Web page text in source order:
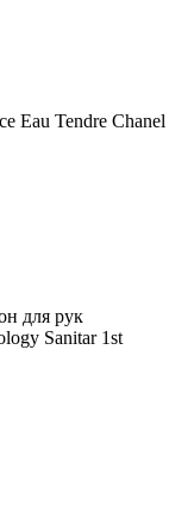
Eau Tendre Chanel
для рук
Sanitar 1st